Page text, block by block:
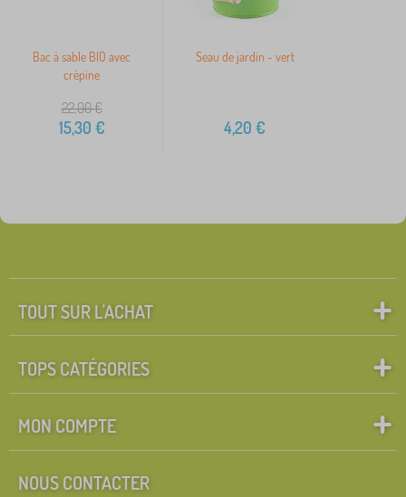
Bac à sable BIO avec
crépine
22,00€
15,30 €
Seau de jardin - vert
4,20 €
TOUT SUR L'ACHAT
TOPS CATÉGORIES
MON COMPTE
NOUS CONTACTER